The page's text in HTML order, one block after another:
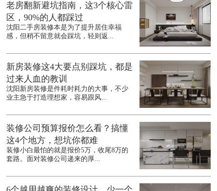
老房翻新避坑指南，这3个核心雷
区，90%的人都踩过
沈阳二手房装修本是为了提升居住幸福
感，但稍不留意就会踩坑，轻则返...
新房装修这4大要点别踩坑，都是
过来人血的教训
沈阳新房装修是件耗时耗力的大事，不少
业主急于打造理想家，容易跟风...
装修公司预算报价怎么看？搞懂
这4个地方，想坑你都难
装修小白最怕的就是报价5万，收尾8万的
套路。面对装修公司递来的厚...